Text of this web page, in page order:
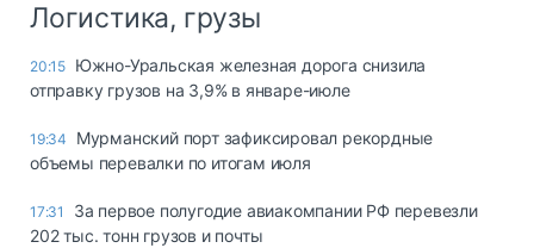
Логистика, грузы
20:15 Южно-Уральская железная дорога снизила
отправку грузов на 3,9% в январе-июле
19:34
Мурманский порт зафиксировал рекордные
объемы перевалки по итогам июля
17:31
За первое полугодие авиакомпании РФ перевезли
202 тыс. тонн грузов и почты